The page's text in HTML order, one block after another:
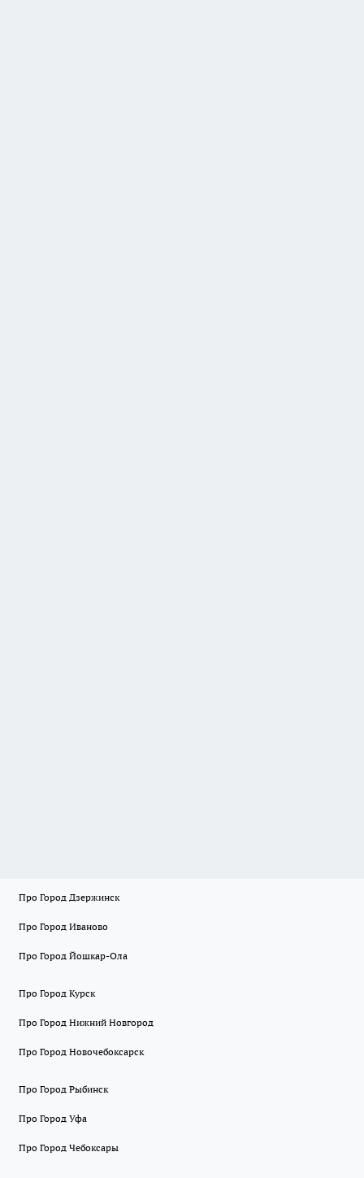
Про Город Дзержинск
Про Город Иваново
Про Город Йошкар-Ола
Про Город Курск
Про Город Нижний Новгород
Про Город Новочебоксарск
Про Город Рыбинск
Про Город Уфа
Про Город Чебоксары